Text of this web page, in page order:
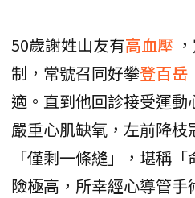
50歲謝姓山友有高血壓
制，常號召同好攀登百岳
適。直到他回診接受運
嚴重心肌缺氧，左前降枝
「僅剩一條縫」，堪稱「
險極高，所幸經心導管